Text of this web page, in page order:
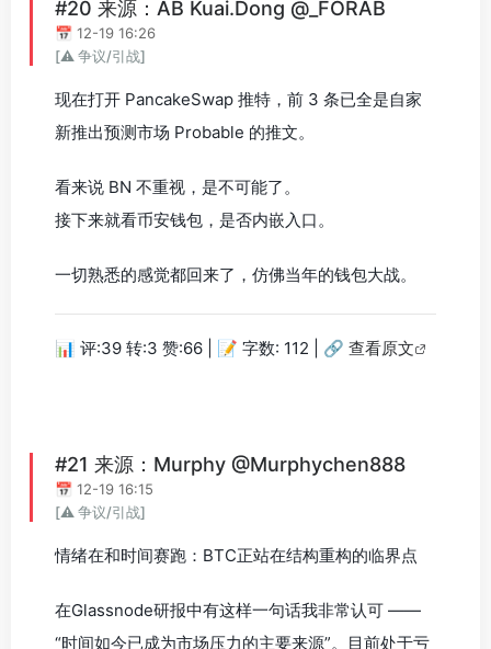
#20 来源：AB Kuai.Dong @_FORAB
📅 12-19 16:26
[⚠️ 争议/引战]
现在打开 PancakeSwap 推特，前 3 条已全是自家
新推出预测市场 Probable 的推文。
看来说 BN 不重视，是不可能了。
接下来就看币安钱包，是否内嵌入口。
一切熟悉的感觉都回来了，仿佛当年的钱包大战。
📊 评:39 转:3 赞:66 | 📝 字数: 112 | 🔗 查看原文
#21 来源：Murphy @Murphychen888
📅 12-19 16:15
[⚠️ 争议/引战]
情绪在和时间赛跑：BTC正站在结构重构的临界点
在Glassnode研报中有这样一句话我非常认可 ——
“时间如今已成为市场压力的主要来源”。目前处于亏